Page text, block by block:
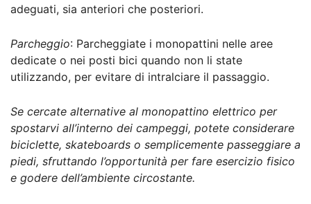
adeguati, sia anteriori che posteriori.
Parcheggio: Parcheggiate i monopattini nelle aree
dedicate o nei posti bici quando non li state
utilizzando, per evitare di intralciare il passaggio.
Se cercate alternative al monopattino elettrico per
spostarvi all’interno dei campeggi, potete considerare
biciclette, skateboards o semplicemente passeggiare a
piedi, sfruttando l’opportunità per fare esercizio fisico
e godere dell’ambiente circostante.